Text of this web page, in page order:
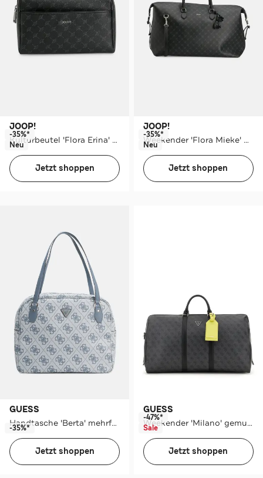
JOOP!
Kulturbeutel 'Flora Erina' gemustert
-35%*
Neu
Jetzt shoppen
JOOP!
Weekender 'Flora Mieke' gemustert
-35%*
Neu
Jetzt shoppen
GUESS
Handtasche 'Berta' mehrfarbig
-35%*
Jetzt shoppen
GUESS
Weekender 'Milano' gemustert
-47%*
Sale
Jetzt shoppen